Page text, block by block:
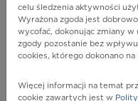
celu śledzenia aktywności
Wyrażona zgoda jest
wycofać, dokonując zmiany w
zgody pozostanie bez
cookies, którego dokonano
Więcej informacji na temat
cookie zawartych jest w